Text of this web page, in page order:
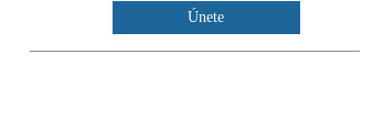
Únete